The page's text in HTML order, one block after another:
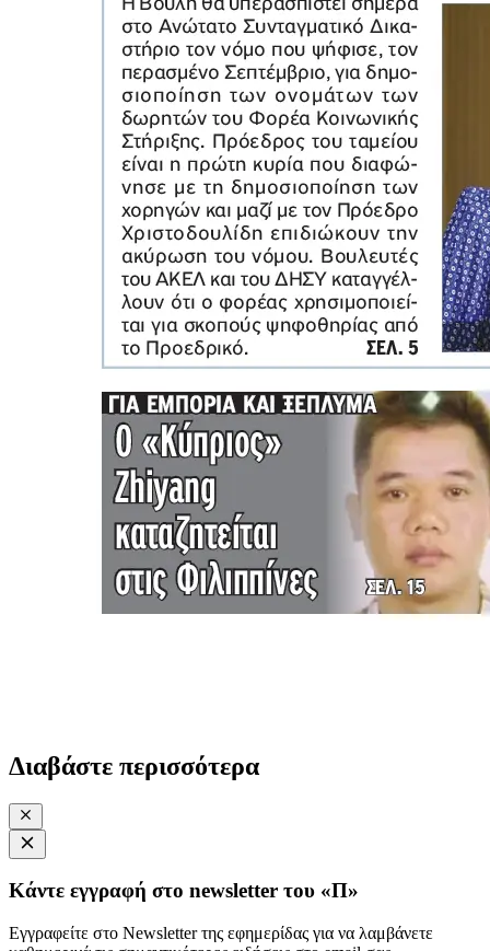
Διαβάστε περισσότερα
Κάντε εγγραφή στο newsletter του «Π»
Εγγραφείτε στο Newsletter της εφημερίδας για να λαμβάνετε